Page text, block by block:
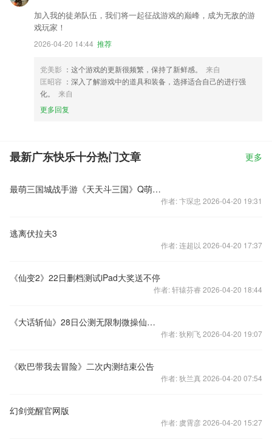
加入我的徒弟队伍，我们将一起征战游戏的巅峰，成为无敌的游
戏玩家！
2026-04-20 14:44 推荐
党美影 ：这个游戏的更新很频繁，保持了新鲜感。
来自
匡昭容 ：深入了解游戏中的道具和装备，选择适合自己的进行强
化。
来自
更多回复
最新广东快乐十分热门文章 更多
最萌三国城战手游《天天斗三国》Q萌城战视频
作者: 卞琛忠 2026-04-20 19:31
逃离伏拉夫3
作者: 连超以 2026-04-20 17:37
《仙变2》22日删档测试iPad大奖送不停
作者: 轩辕芬睿 2026-04-20 18:44
《大话斩仙》28日公测无限制微操仙法爽爆开启
作者: 狄刚飞 2026-04-20 19:07
《欧巴带我去冒险》二次内测结束公告
作者: 狄兰真 2026-04-20 07:54
幻剑觉醒官网版
作者: 虞霄彦 2026-04-20 15:27